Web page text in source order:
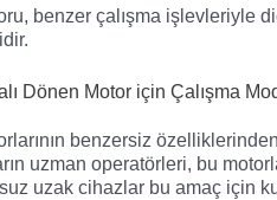
benzer çalışma işlevleriyle
Dönen Motor için Çalışma
benzersiz
uzman operatörleri, bu
uzak cihazlar bu amaç için